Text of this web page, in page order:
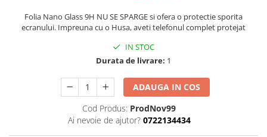
Folia Nano Glass 9H NU SE SPARGE si ofera o protectie sporita
ecranului. Impreuna cu o Husa, aveti telefonul complet protejat
IN STOC
Durata de livrare: 1
ADAUGA IN COS
Cod Produs: ProdNov99
Ai nevoie de ajutor? 0722134434